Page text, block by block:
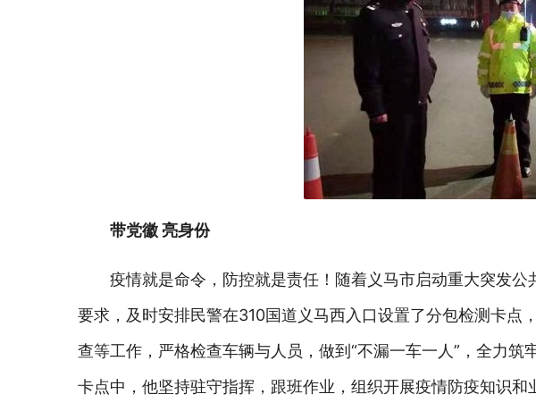
带党徽 亮身份
疫情就是命令，防控就是责任！随着义马市启动重大突发
要求，及时安排民警在310国道义马西入口设置了分包检测卡
查等工作，严格检查车辆与人员，做到“不漏一车一人”，全力
卡点中，他坚持驻守指挥，跟班作业，组织开展疫情防疫知识